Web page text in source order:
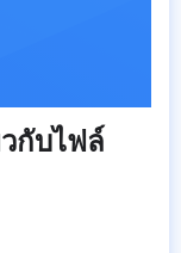
กับไฟล์